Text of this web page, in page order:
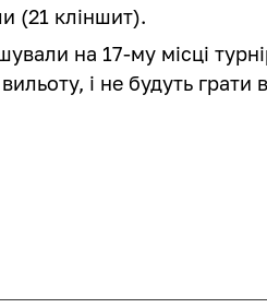
(21 кліншит).
на 17-му місці
і не будуть грати в